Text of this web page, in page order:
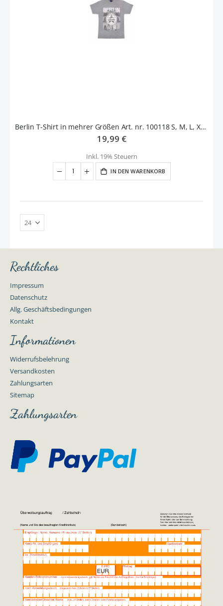
Berlin T-Shirt in mehrer Größen Art. nr. 100118 S, M, L, XL, XXL
19,99 €
Inkl. 19% Steuern
IN DEN WARENKORB
Rechtliches
Impressum
Datenschutz
Allg. Geschäftsbedingungen
Kontakt
Informationen
Widerrufsbelehrung
Versandkosten
Zahlungsarten
Sitemap
Zahlungsarten